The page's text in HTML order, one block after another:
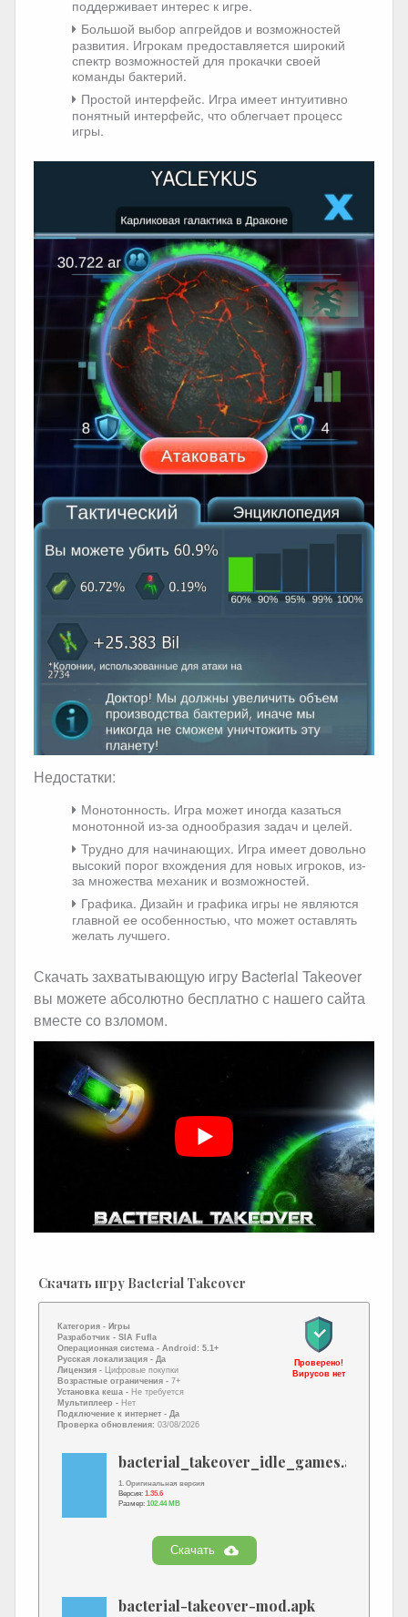
поддерживает интерес к игре.
Большой выбор апгрейдов и возможностей
развития. Игрокам предоставляется широкий
спектр возможностей для прокачки своей
команды бактерий.
Простой интерфейс. Игра имеет интуитивно
понятный интерфейс, что облегчает процесс
игры.
Недостатки:
Монотонность. Игра может иногда казаться
монотонной из-за однообразия задач и целей.
Трудно для начинающих. Игра имеет довольно
высокий порог вхождения для новых игроков, из-
за множества механик и возможностей.
Графика. Дизайн и графика игры не являются
главной ее особенностью, что может оставлять
желать лучшего.
Скачать захватывающую игру Bacterial Takeover
вы можете абсолютно бесплатно с нашего сайта
вместе со взломом.
Скачать игру Bacterial Takeover
Категория - Игры
Разработчик - SIA Fufla
Операционная система - Android: 5.1+
Русская локализация - Да
Лицензия - Цифровые покупки
Возрастные ограничения - 7+
Установка кеша - Не требуется
Мультиплеер - Нет
Подключение к интернет - Да
Проверка обновления: 03/08/2026
Проверено!
Вирусов нет
bacterial_takeover_idle_games.apk
1. Оригинальная версия
Версия: 1.35.6
Размер: 102.44 MB
Скачать
bacterial-takeover-mod.apk